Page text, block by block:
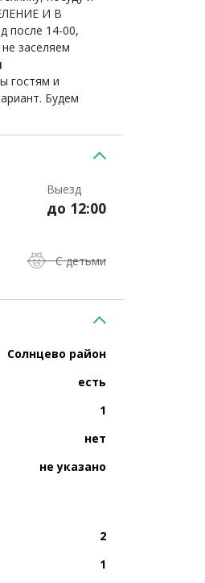
И В
после 14-00,
заселяем
и
Будем
Выезд
до 12:00
С детьми
Солнцево район
есть
1
нет
не указано
2
1